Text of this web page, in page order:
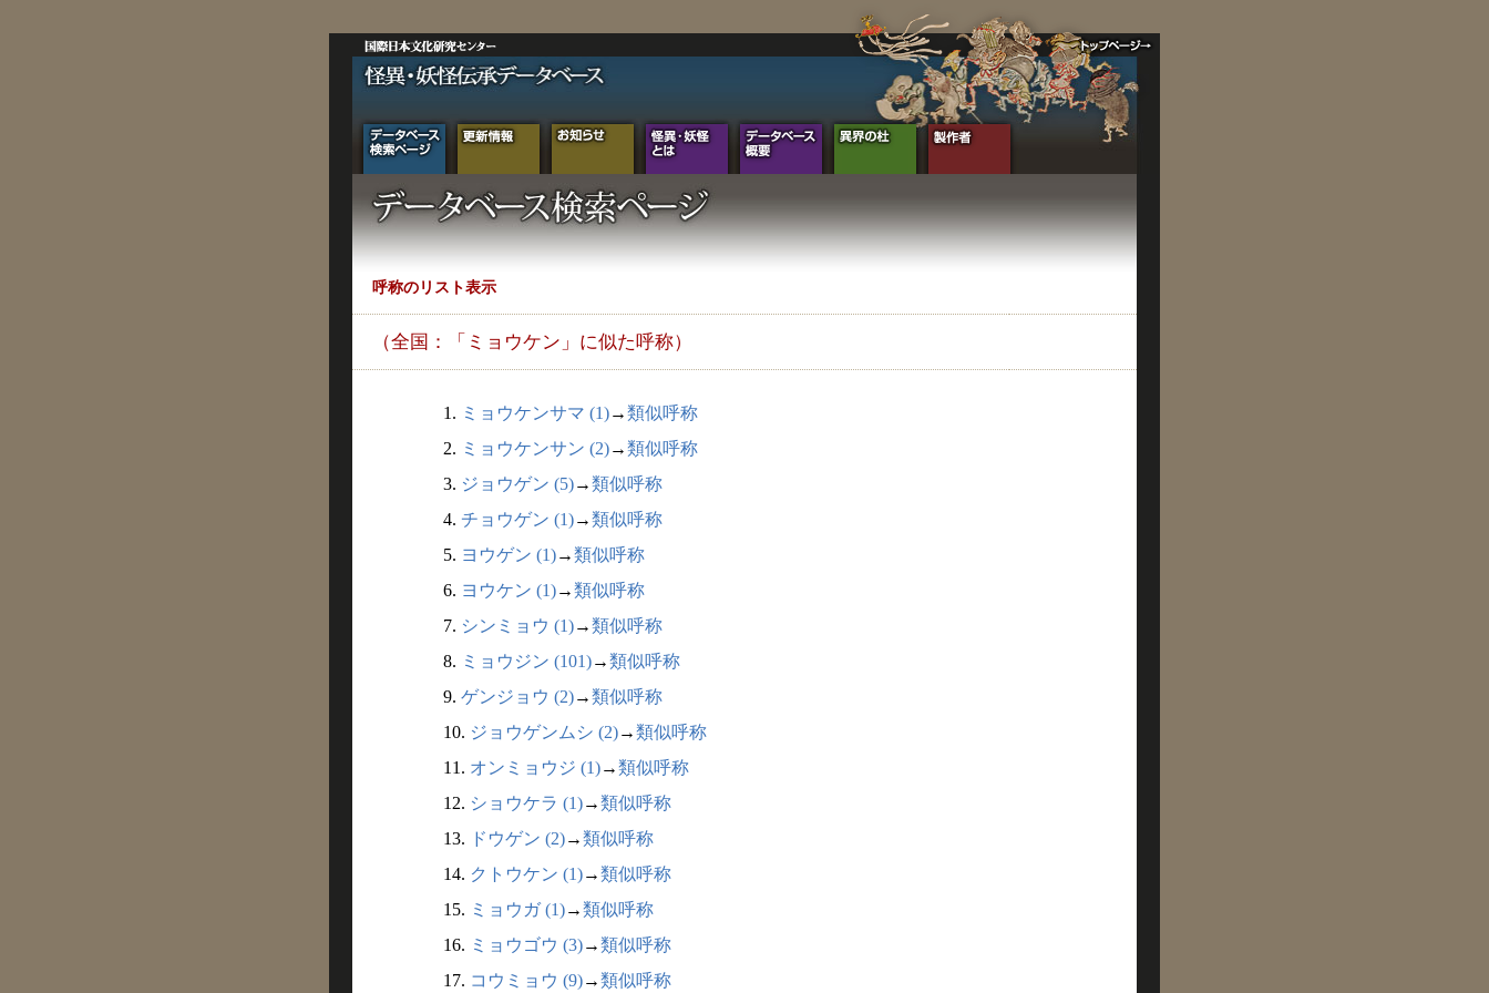
呼称のリスト表示
（全国：「ミョウケン」に似た呼称）
1. ミョウケンサマ (1)→類似呼称
2. ミョウケンサン (2)→類似呼称
3. ジョウゲン (5)→類似呼称
4. チョウゲン (1)→類似呼称
5. ヨウゲン (1)→類似呼称
6. ヨウケン (1)→類似呼称
7. シンミョウ (1)→類似呼称
8. ミョウジン (101)→類似呼称
9. ゲンジョウ (2)→類似呼称
10. ジョウゲンムシ (2)→類似呼称
11. オンミョウジ (1)→類似呼称
12. ショウケラ (1)→類似呼称
13. ドウゲン (2)→類似呼称
14. クトウケン (1)→類似呼称
15. ミョウガ (1)→類似呼称
16. ミョウゴウ (3)→類似呼称
17. コウミョウ (9)→類似呼称